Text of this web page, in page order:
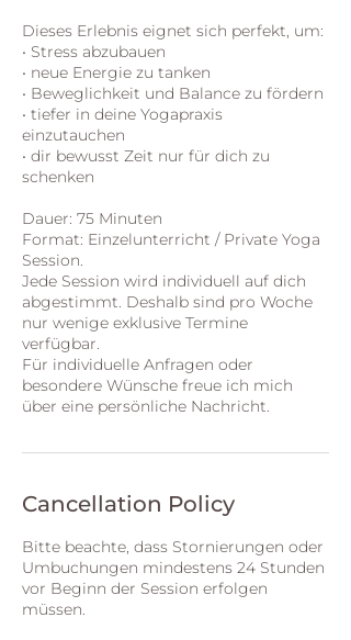
Dieses Erlebnis eignet sich perfekt, um:
• Stress abzubauen
• neue Energie zu tanken
• Beweglichkeit und Balance zu fördern
• tiefer in deine Yogapraxis
einzutauchen
• dir bewusst Zeit nur für dich zu
schenken
Dauer: 75 Minuten
Format: Einzelunterricht / Private Yoga
Session.
Jede Session wird individuell auf dich
abgestimmt. Deshalb sind pro Woche
nur wenige exklusive Termine
verfügbar.
Für individuelle Anfragen oder
besondere Wünsche freue ich mich
über eine persönliche Nachricht.
Cancellation Policy
Bitte beachte, dass Stornierungen oder
Umbuchungen mindestens 24 Stunden
vor Beginn der Session erfolgen
müssen.